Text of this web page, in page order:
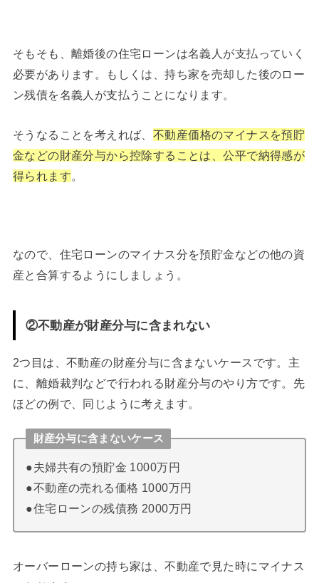
そもそも、離婚後の住宅ローンは名義人が支払っていく
必要があります。もしくは、持ち家を売却した後のロー
ン残債を名義人が支払うことになります。
そうなることを考えれば、 不動産価格のマイナスを預貯
金などの財産分与から控除することは、公平で納得感が
得られます
なので、住宅ローンのマイナス分を預貯金などの他の資
産と合算するようにしましょう。
②不動産が財産分与に含まれない
2つ目は、不動産の財産分与に含まないケースです。主
に、離婚裁判などで行われる財産分与のやり方です。先
ほどの例で、同じように考えます。
財産分与に含まないケース
●夫婦共有の預貯金 1000万円
●不動産の売れる価格 1000万円
●住宅ローンの残債務 2000万円
オーバーローンの持ち家は、不動産で見た時にマイナス